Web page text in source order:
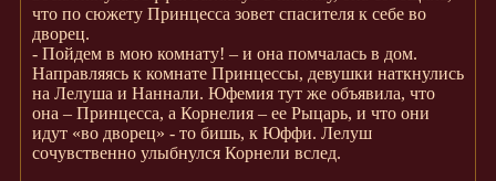
что по сюжету Принцесса зовет спасителя к себе во
дворец.
- Пойдем в мою комнату! – и она помчалась в дом.
Направляясь к комнате Принцессы, девушки наткнулись
на Лелуша и Наннали. Юфемия тут же объявила, что
она – Принцесса, а Корнелия – ее Рыцарь, и что они
идут «во дворец» - то бишь, к Юффи. Лелуш
сочувственно улыбнулся Корнели вслед.